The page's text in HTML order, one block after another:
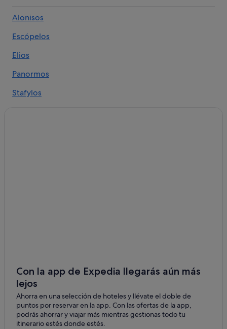
Glossa hoteles
Skopelos hoteles
Neo Klima hoteles
Alonisos
Escópelos
Elios
Panormos
Stafylos
Con la app de Expedia llegarás aún más
lejos
Ahorra en una selección de hoteles y llévate el doble de
puntos por reservar en la app. Con las ofertas de la app,
podrás ahorrar y viajar más mientras gestionas todo tu
itinerario estés donde estés.